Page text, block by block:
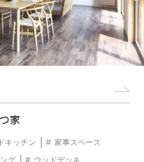
家
キッチン
家事スペース
グ
ウッドデッキ